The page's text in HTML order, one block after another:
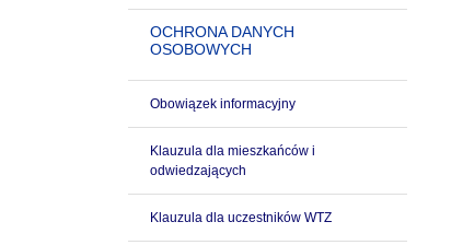
OCHRONA DANYCH
OSOBOWYCH
Obowiązek informacyjny
Klauzula dla mieszkańców i
odwiedzających
Klauzula dla uczestników WTZ